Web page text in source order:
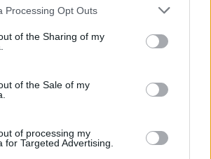
Processing Opt Outs
of the Sharing of my
of the Sale of my
of processing my
for Targeted Advertising.
Εκπαιδευτικών: Το
δε θα ξεχαστεί!
μετέφερε το τρένο που
στα Τέμπη